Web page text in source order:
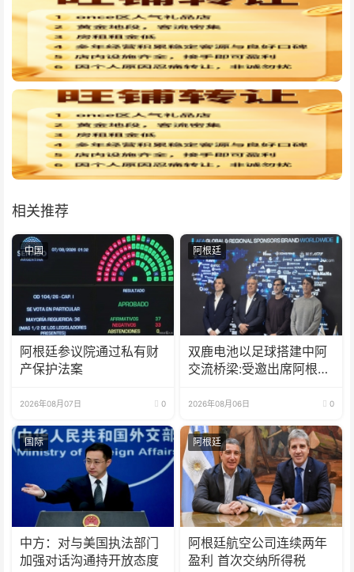
相关推荐
中国
阿根廷参议院通过私有财
产保护法案
2026年08月07日 0
阿根廷
双鹿电池以足球搭建中阿
交流桥梁:受邀出席阿根廷
2026年08月06日 0
国际
中方：对与美国执法部门
加强对话沟通持开放态度
阿根廷
阿根廷航空公司连续两年
盈利 首次交纳所得税